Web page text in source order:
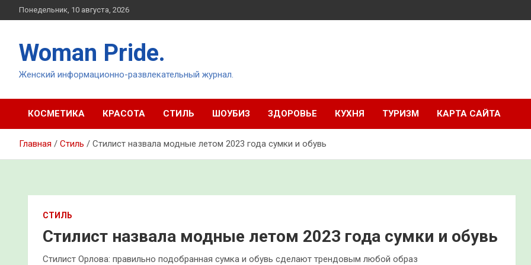
Перейти
к
Понедельник, 10 августа, 2026
Woman Pride.
Женский информационно-развлекательный журнал.
КОСМЕТИКА КРАСОТА СТИЛЬ ШОУБИЗ ЗДОРОВЬЕ КУХНЯ ТУРИЗМ КАРТА САЙТА
Главная Стиль Стилист назвала модные летом 2023 года сумки и обувь
СТИЛЬ
Стилист назвала модные летом 2023 года сумки и обувь
Стилист Орлова: правильно подобранная сумка и обувь сделают трендовым любой образ